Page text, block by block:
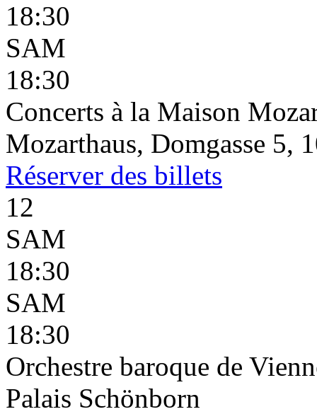
18:30
SAM
18:30
Concerts à la Maison
Mozarthaus, Domgasse 5,
Réserver des billets
12
SAM
18:30
SAM
18:30
Orchestre baroque de
Palais Schönborn